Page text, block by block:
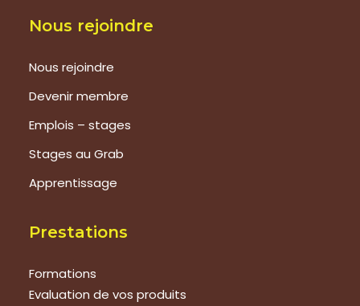
Nous rejoindre
Nous rejoindre
Devenir membre
Emplois – stages
Stages au Grab
Apprentissage
Prestations
Formations
Evaluation de vos produits